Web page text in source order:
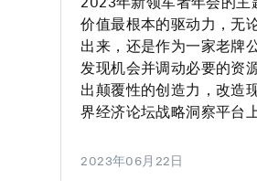
价值最根本的驱动力，无
出来，还是作为一家老牌
发现机会并调动必要的资
出颠覆性的创造力，改造
界经济论坛战略洞察平台
2023年06月22日